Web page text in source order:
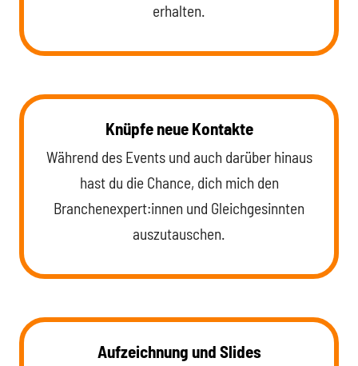
erhalten.
Knüpfe neue Kontakte
Während des Events und auch darüber hinaus
hast du die Chance, dich mich den
Branchenexpert:innen und Gleichgesinnten
auszutauschen.
Aufzeichnung und Slides